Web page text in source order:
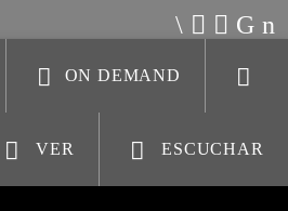
ON DEMAND
ESCUCHAR
VER